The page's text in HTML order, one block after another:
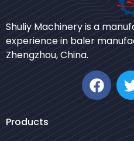
Shuliy Machinery is a
experience in baler
Zhengzhou, China.
Products